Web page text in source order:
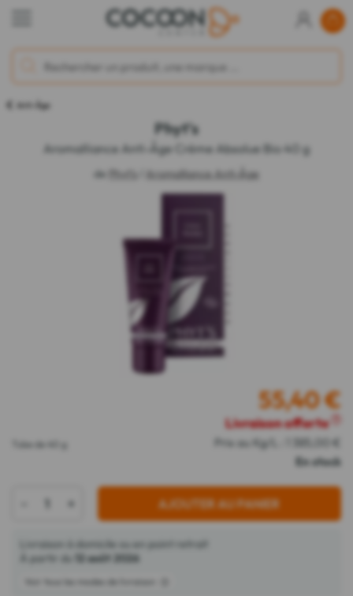
Anti-Âge
Phyt's
Aromalliance Anti-Âge Crème Absolue Bio 40 g
de Phyt's Aromalliance Anti-Âge
Tube de 40 g
55,40€
Livraison offerte
Prix au Kg/L : 1 385,00 €
En stock
+ AJOUTER AU PANIER
Livraison à domicile ou en point retrait
À partir du
12 août 2026
Voir tous les modes de livraison